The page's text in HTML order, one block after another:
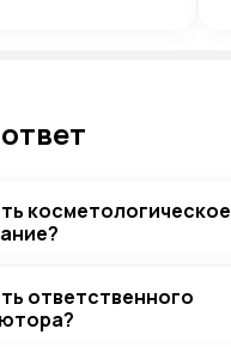
косметологическое
ответственного